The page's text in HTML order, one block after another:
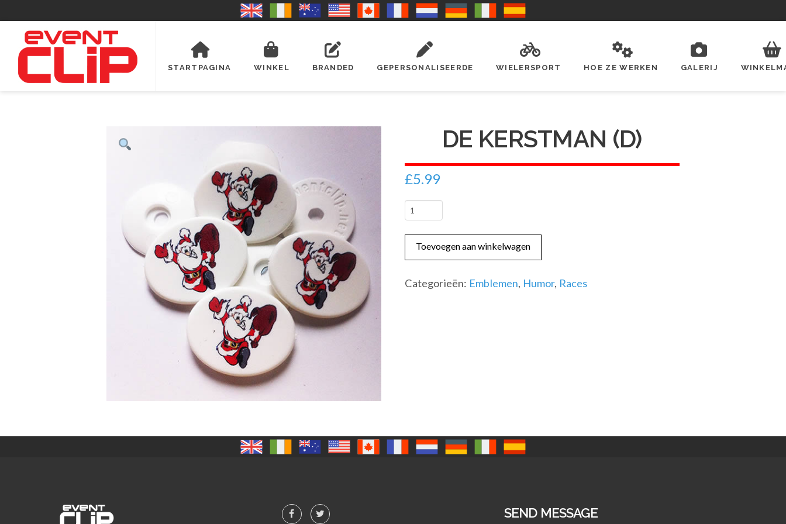
STARTPAGINA WINKEL BRANDED GEPERSONALISEERDE WIELERSPORT HOE ZE WERKEN GALERIJ
DE KERSTMAN (D)
£5.99
de
(D)
aantal
Toevoegen aan winkelwagen
Categorieën: Emblemen, Humor, Races
SEND MESSAGE